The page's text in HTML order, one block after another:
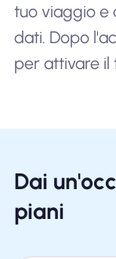
tuo viaggio e
dati. Dopo
per attivare il
Dai
piani